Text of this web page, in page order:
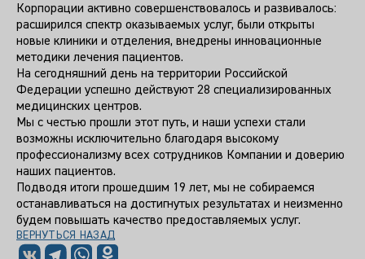
Корпорации активно совершенствовалось и развивалось:
расширился спектр оказываемых услуг, были открыты
новые клиники и отделения, внедрены инновационные
методики лечения пациентов.
На сегодняшний день на территории Российской
Федерации успешно действуют 28 специализированных
медицинских центров.
Мы с честью прошли этот путь, и наши успехи стали
возможны исключительно благодаря высокому
профессионализму всех сотрудников Компании и доверию
наших пациентов.
Подводя итоги прошедшим 19 лет, мы не собираемся
останавливаться на достигнутых результатах и неизменно
будем повышать качество предоставляемых услуг.
ВЕРНУТЬСЯ НАЗАД